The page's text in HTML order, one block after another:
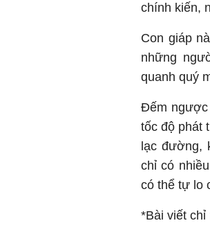
chính kiến,
Con giáp
những
quanh quý
Đếm ngược
tốc độ phát
lạc đường,
chỉ có
có thể tự lo
*Bài viết chỉ